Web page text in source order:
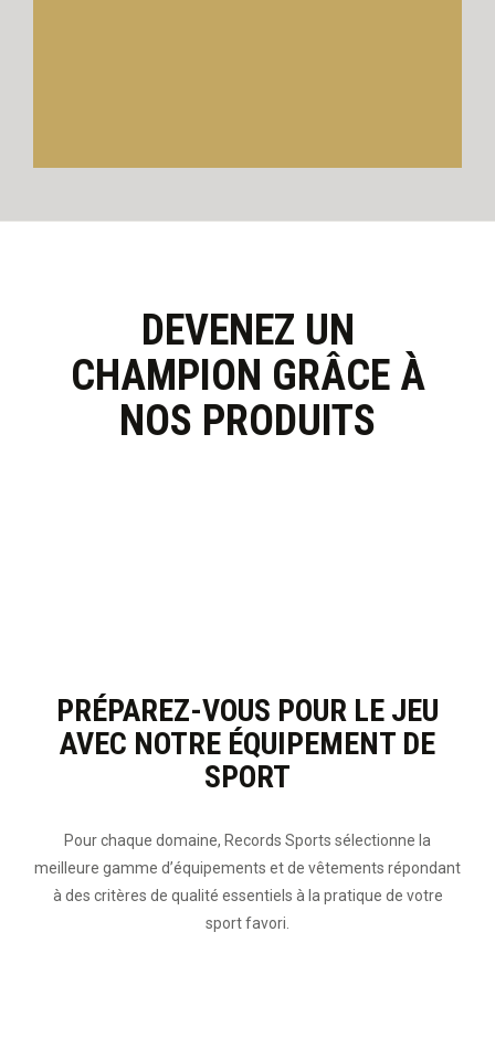
DEVENEZ UN
CHAMPION GRÂCE À
NOS PRODUITS
PRÉPAREZ-VOUS POUR LE JEU
AVEC NOTRE ÉQUIPEMENT DE
SPORT
Pour chaque domaine, Records Sports sélectionne la
meilleure gamme d’équipements et de vêtements répondant
à des critères de qualité essentiels à la pratique de votre
sport favori.